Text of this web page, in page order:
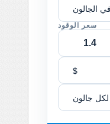
سعر الوقود
$
لكل جالون